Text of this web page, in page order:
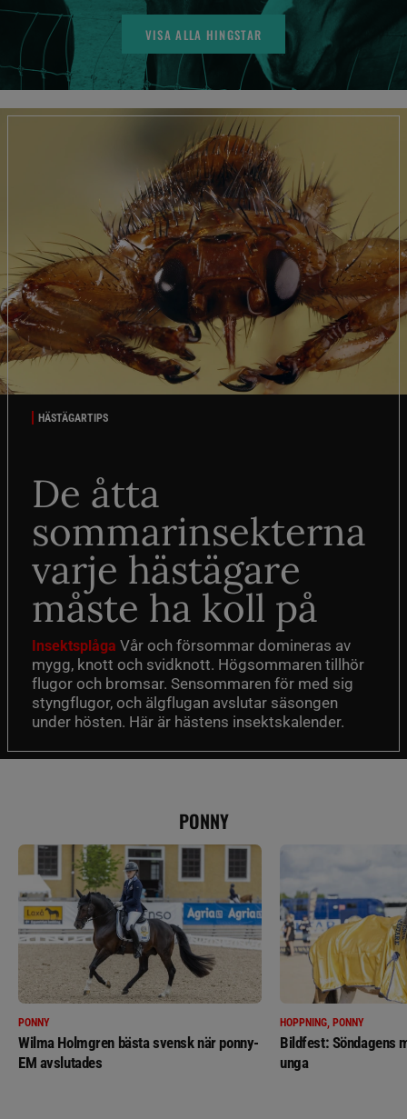
VISA ALLA HINGSTAR
HÄSTÄGARTIPS
De åtta
sommarinsekterna
varje hästägare
måste ha koll på
Insektsplåga Vår och försommar domineras av
mygg, knott och svidknott. Högsommaren tillhör
flugor och bromsar. Sensommaren för med sig
styngflugor, och älgflugan avslutar säsongen
under hösten. Här är hästens insektskalender.
PONNY
PONNY
Wilma Holmgren bästa svensk när ponny-
EM avslutades
HOPPNING, PONNY
Bildfest: Söndagens
unga